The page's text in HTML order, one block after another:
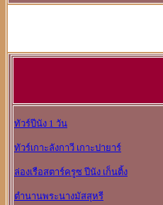
ทัวร์ปีนัง 1 วัน
ทัวร์เกาะลังกาวี เกาะปายาร์
ล่องเรือสตาร์ครูซ ปีนัง เก็นติ้ง
ตำนานพระนางมัสสุหรี